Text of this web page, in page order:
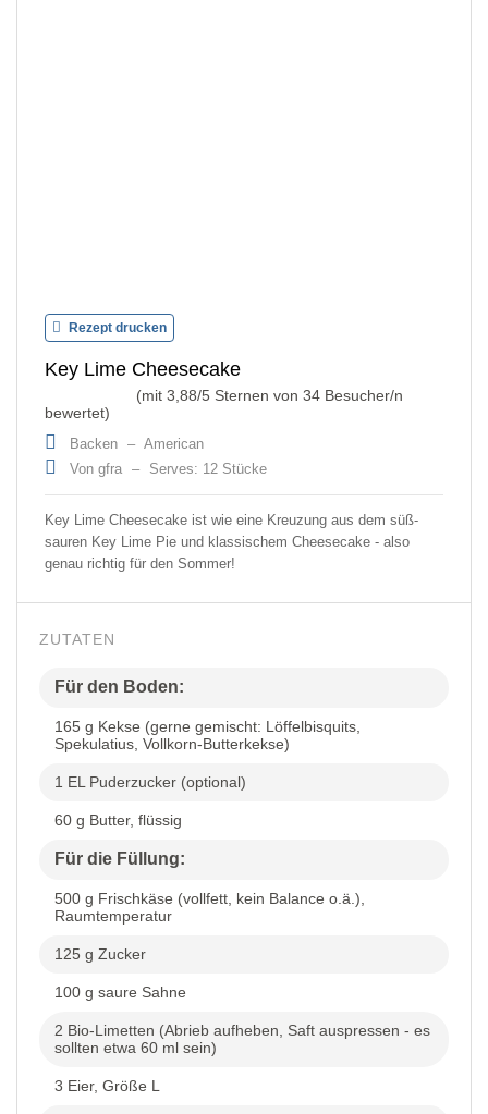
Rezept drucken
Key Lime Cheesecake
(mit 3,88/5 Sternen von 34 Besucher/n
bewertet)
Backen – American
Von gfra – Serves: 12 Stücke
Key Lime Cheesecake ist wie eine Kreuzung aus dem süß-
sauren Key Lime Pie und klassischem Cheesecake - also
genau richtig für den Sommer!
ZUTATEN
Für den Boden:
165 g Kekse (gerne gemischt: Löffelbisquits,
Spekulatius, Vollkorn-Butterkekse)
1 EL Puderzucker (optional)
60 g Butter, flüssig
Für die Füllung:
500 g Frischkäse (vollfett, kein Balance o.ä.),
Raumtemperatur
125 g Zucker
100 g saure Sahne
2 Bio-Limetten (Abrieb aufheben, Saft auspressen - es
sollten etwa 60 ml sein)
3 Eier, Größe L